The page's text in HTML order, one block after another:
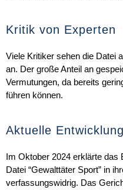
Kritik von Experten
Viele Kritiker sehen die Datei
an. Der große Anteil an
Vermutungen, da bereits
führen können.
Aktuelle
Im Oktober 2024 erklärte das
Datei “Gewalttäter Sport” in
verfassungswidrig. Das